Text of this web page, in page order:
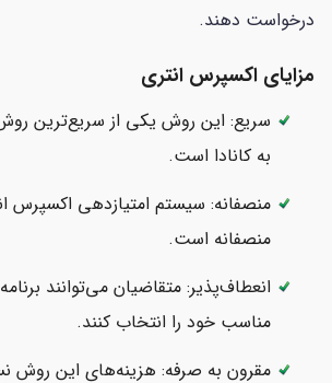
درخواست دهند.
مزایای اکسپرس انتری
سریع: این روش یکی از سریع‌ترین
به کانادا است.
منصفانه: سیستم امتیازدهی اکسپرس
منصفانه است.
انعطاف‌پذیر: متقاضیان می‌توانند
مناسب خود را انتخاب کنند.
مقرون به صرفه: هزینه‌های این روش